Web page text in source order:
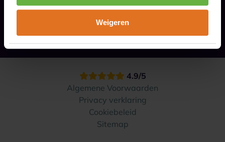
Weigeren
Hoe werkt het?
4.9/5
Algemene Voorwaarden
Privacy verklaring
Cookiebeleid
Sitemap